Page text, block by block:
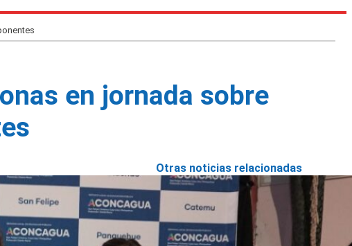
en jornada sobre
Otras noticias relacionadas